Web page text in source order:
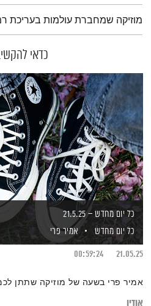
תמצית הפודקאסט
מוזיקה שמחברת עולמות בעריכת
כדאי
כל יום מחדש – 21.5.25
כל יום מחדש
אמיר פרי
21.05.25
00:59:24
אמיר פרי בשעה של מוזיקה שתתן
אודיו